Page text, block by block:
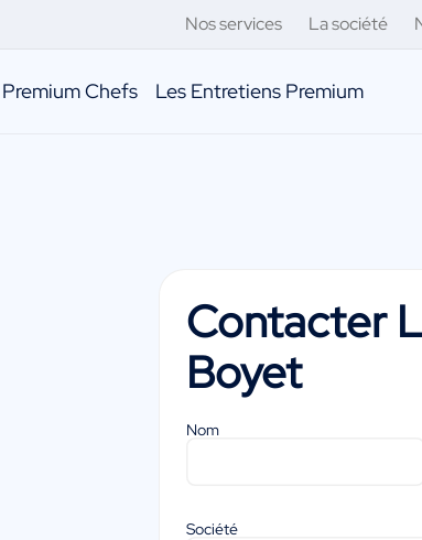
Nos services La société
Premium Chefs Les Entretiens Premium
Contacter
Boyet
Nom
Société